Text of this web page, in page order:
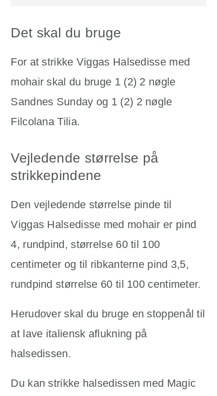
Det skal du bruge
For at strikke Viggas Halsedisse med
mohair skal du bruge 1 (2) 2 nøgle
Sandnes Sunday og 1 (2) 2 nøgle
Filcolana Tilia.
Vejledende størrelse på
strikkepindene
Den vejledende størrelse pinde til
Viggas Halsedisse med mohair er pind
4, rundpind, størrelse 60 til 100
centimeter og til ribkanterne pind 3,5,
rundpind størrelse 60 til 100 centimeter.
Herudover skal du bruge en stoppenål til
at lave italiensk aflukning på
halsedissen.
Du kan strikke halsedissen med Magic